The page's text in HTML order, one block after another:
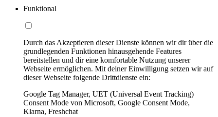
Funktional
Durch das Akzeptieren dieser Dienste können wir dir über die
grundlegenden Funktionen hinausgehende Features
bereitstellen und dir eine komfortable Nutzung unserer
Webseite ermöglichen. Mit deiner Einwilligung setzen wir auf
dieser Webseite folgende Drittdienste ein:
Google Tag Manager, UET (Universal Event Tracking)
Consent Mode von Microsoft, Google Consent Mode,
Klarna, Freshchat